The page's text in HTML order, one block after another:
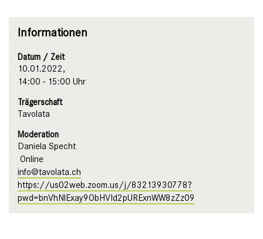
Informationen
Datum / Zeit
10.01.2022,
14:00 - 15:00 Uhr
Trägerschaft
Tavolata
Moderation
Daniela Specht
Online
info@tavolata.ch
https://us02web.zoom.us/j/83213930778?
pwd=bnVhNlExay9ObHVId2pURExnWW8zZz09